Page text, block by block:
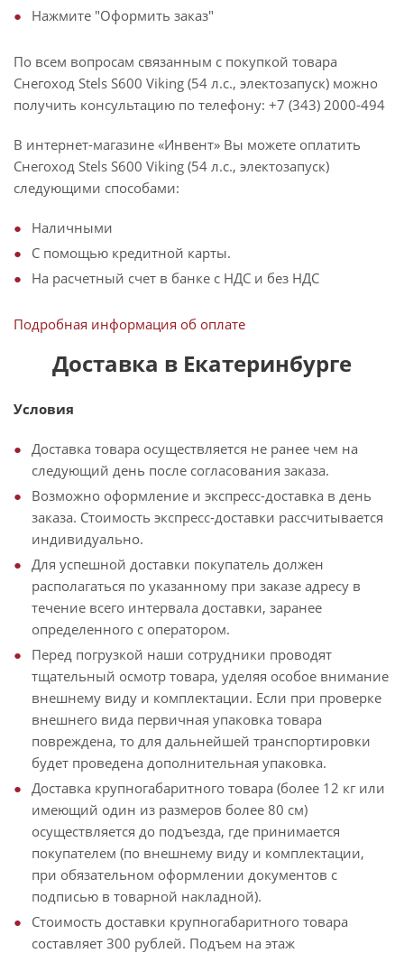
Нажмите "Оформить заказ"
По всем вопросам связанным с покупкой товара
Снегоход Stels S600 Viking (54 л.с., электозапуск) можно
получить консультацию по телефону: +7 (343) 2000-494
В интернет-магазине «Инвент» Вы можете оплатить
Снегоход Stels S600 Viking (54 л.с., электозапуск)
следующими способами:
Наличными
С помощью кредитной карты.
На расчетный счет в банке с НДС и без НДС
Подробная информация об оплате
Доставка в Екатеринбурге
Условия
Доставка товара осуществляется не ранее чем на
следующий день после согласования заказа.
Возможно оформление и экспресс-доставка в день
заказа. Стоимость экспресс-доставки рассчитывается
индивидуально.
Для успешной доставки покупатель должен
располагаться по указанному при заказе адресу в
течение всего интервала доставки, заранее
определенного с оператором.
Перед погрузкой наши сотрудники проводят
тщательный осмотр товара, уделяя особое внимание
внешнему виду и комплектации. Если при проверке
внешнего вида первичная упаковка товара
повреждена, то для дальнейшей транспортировки
будет проведена дополнительная упаковка.
Доставка крупногабаритного товара (более 12 кг или
имеющий один из размеров более 80 см)
осуществляется до подъезда, где принимается
покупателем (по внешнему виду и комплектации,
при обязательном оформлении документов с
подписью в товарной накладной).
Стоимость доставки крупногабаритного товара
составляет 300 рублей. Подъем на этаж